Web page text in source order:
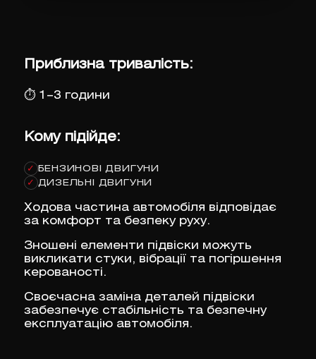
Приблизна тривалість:
⏱ 1–3 години
Кому підійде:
✓ БЕНЗИНОВІ ДВИГУНИ
✓ ДИЗЕЛЬНІ ДВИГУНИ
Ходова частина автомобіля відповідає
за комфорт та безпеку руху.
Зношені елементи підвіски можуть
викликати стуки, вібрації та погіршення
керованості.
Своєчасна заміна деталей підвіски
забезпечує стабільність та безпечну
експлуатацію автомобіля.